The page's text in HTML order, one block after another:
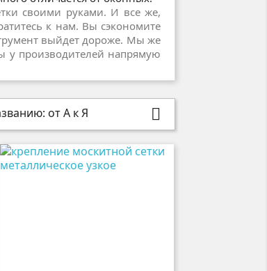
своими руками. И все же,
к нам. Вы сэкономите
выйдет дороже. Мы же
у производителей напрямую
от А к Я 